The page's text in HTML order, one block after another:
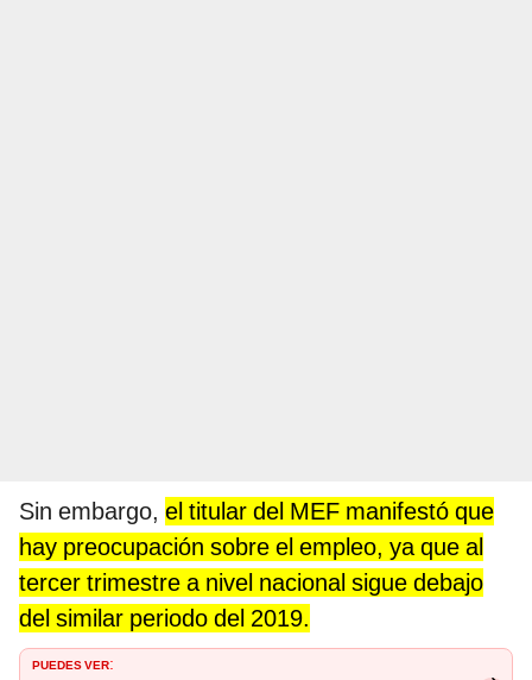
Sin embargo, el titular del MEF manifestó que
hay preocupación sobre el empleo, ya que al
tercer trimestre a nivel nacional sigue debajo
del similar periodo del 2019.
PUEDES VER: